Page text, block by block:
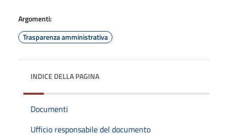
Argomenti:
Trasparenza amministrativa
INDICE DELLA PAGINA
Documenti
Ufficio responsabile del documento